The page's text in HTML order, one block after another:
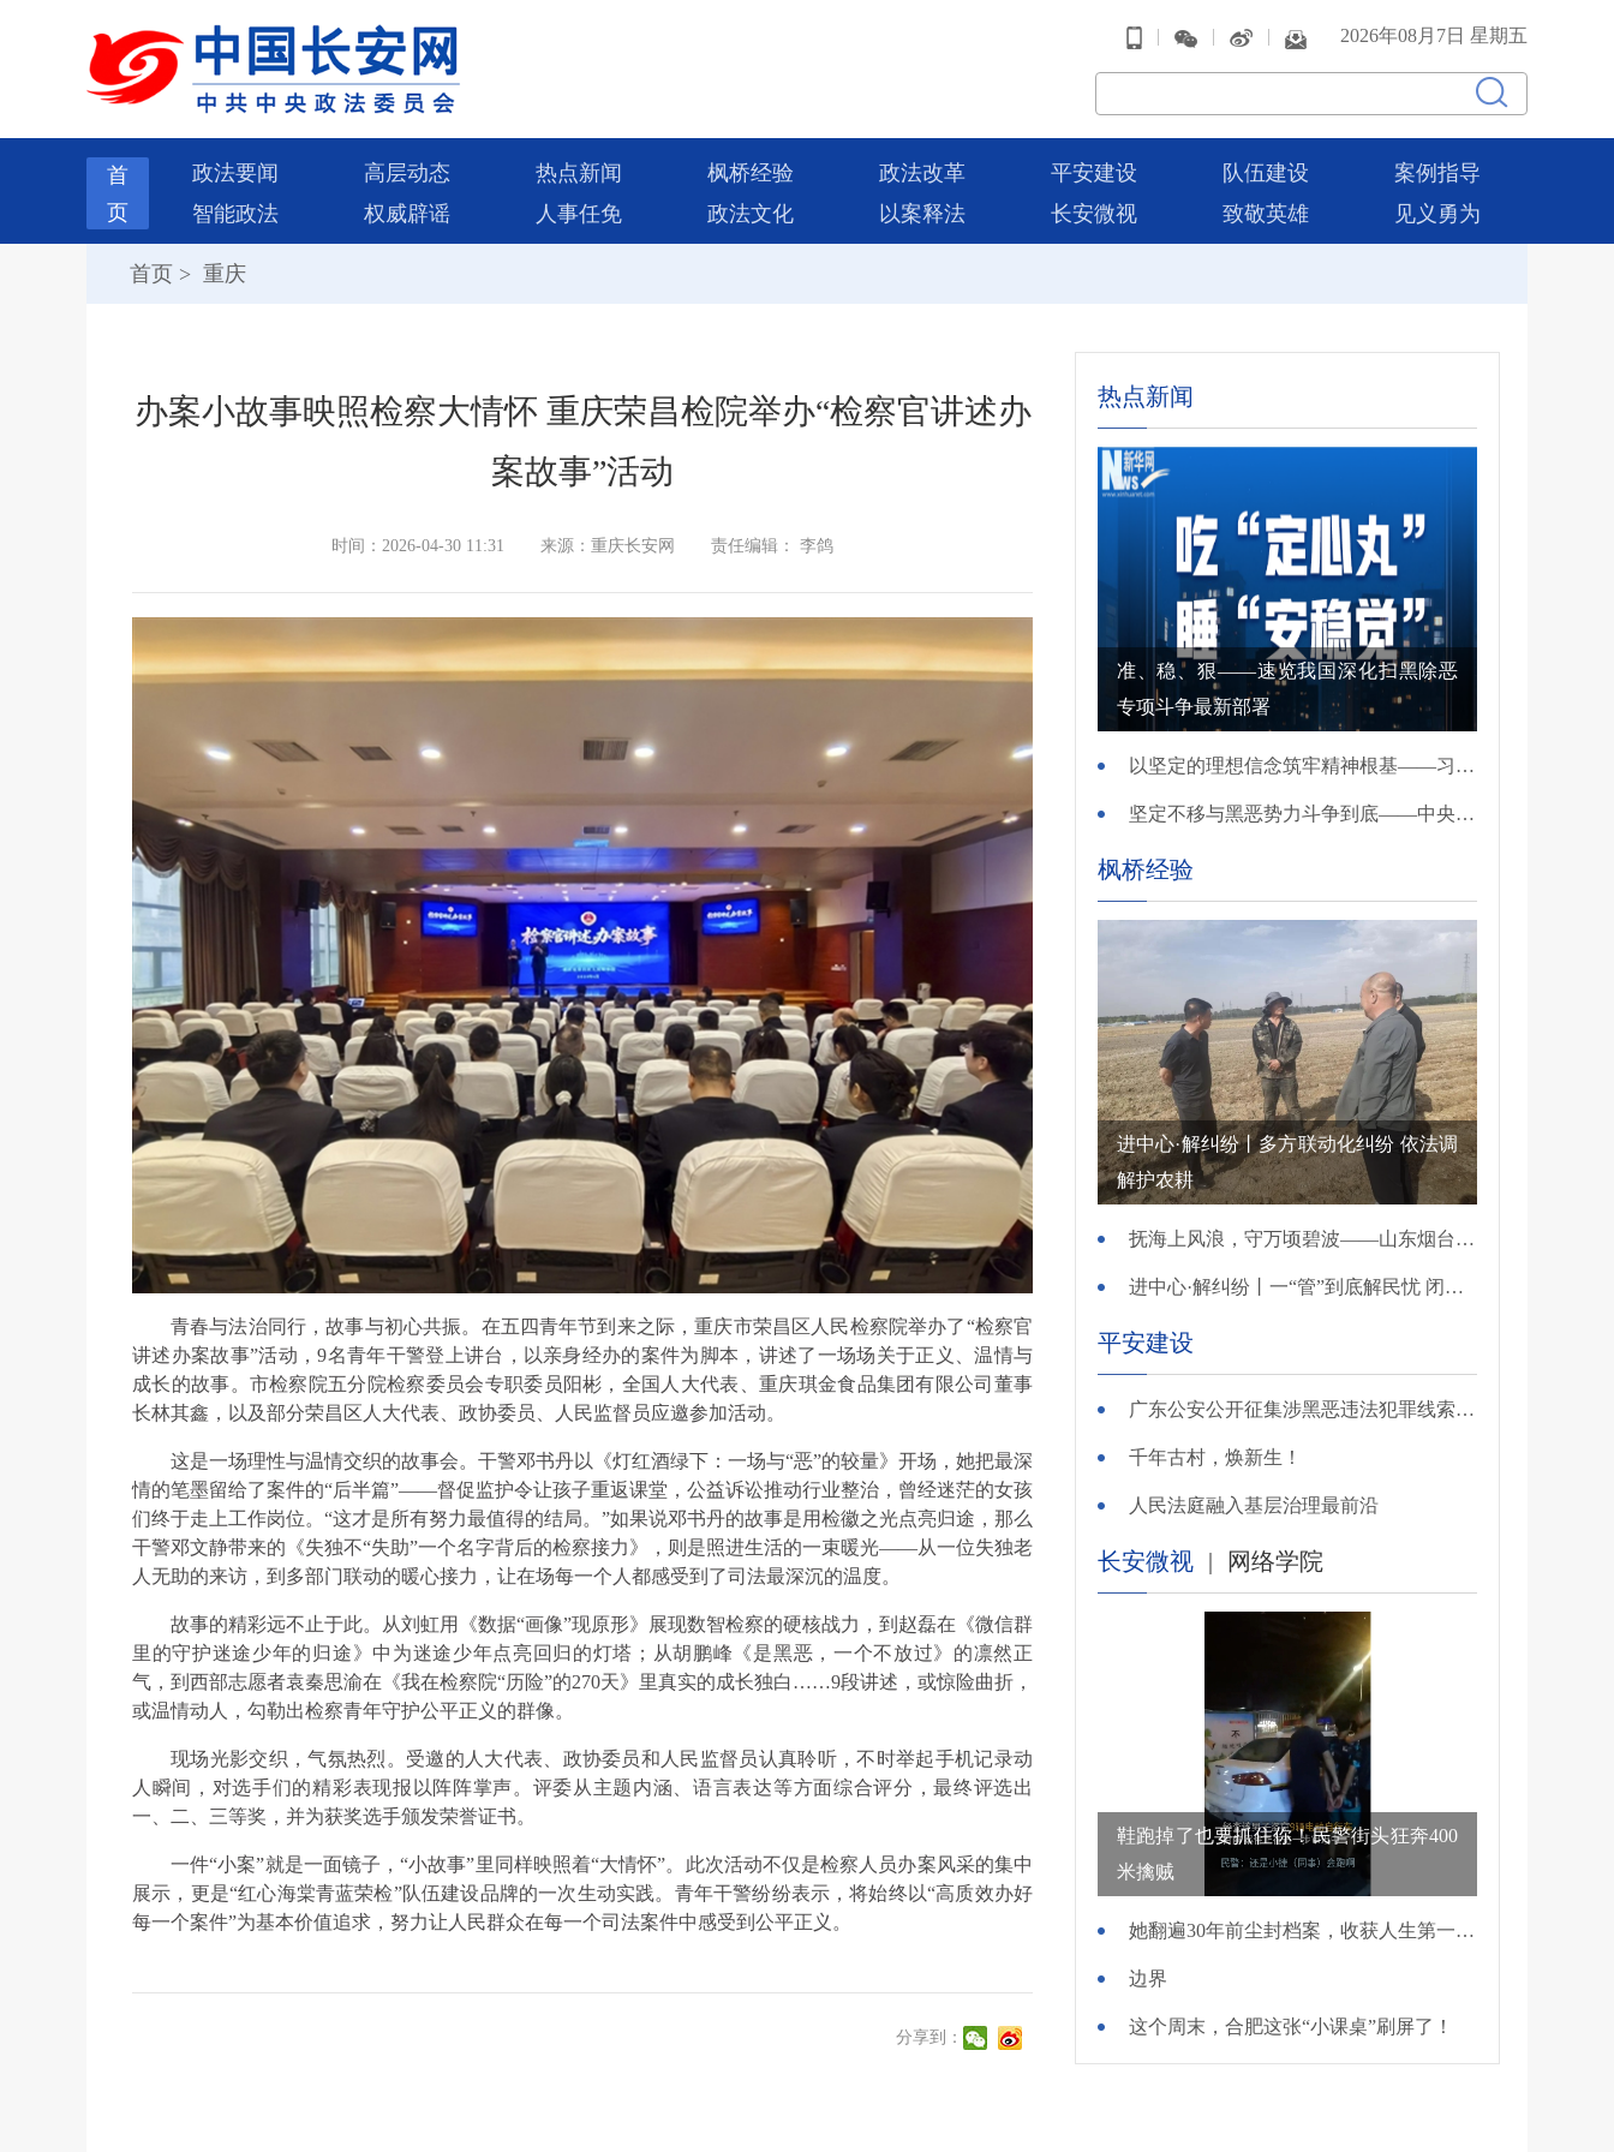
| | | 2026年08月7日 星期五
首
页
政法要闻 高层动态 热点新闻 枫桥经验 政法改革 平安建设 队伍建设
案例指导
智能政法
权威辟谣 人事任免 政法文化 以案释法 长安微视 致敬英雄 见义勇为
首页 > 重庆
办案小故事映照检察大情怀 重庆荣昌检院举办“检察官讲述办
案故事”活动
时间：2026-04-30 11:31 来源：重庆长安网 责任编辑： 李鸽
青春与法治同行，故事与初心共振。在五四青年节到来之际，重庆市荣昌区人民检察院举办了“检察官
讲述办案故事”活动，9名青年干警登上讲台，以亲身经办的案件为脚本，讲述了一场场关于正义、温情与
成长的故事。市检察院五分院检察委员会专职委员阳彬，全国人大代表、重庆琪金食品集团有限公司董事
长林其鑫，以及部分荣昌区人大代表、政协委员、人民监督员应邀参加活动。
这是一场理性与温情交织的故事会。干警邓书丹以《灯红酒绿下：一场与“恶”的较量》开场，她把最深
情的笔墨留给了案件的“后半篇”——督促监护令让孩子重返课堂，公益诉讼推动行业整治，曾经迷茫的女孩
们终于走上工作岗位。“这才是所有努力最值得的结局。”如果说邓书丹的故事是用检徽之光点亮归途，那么
干警邓文静带来的《失独不“失助”一个名字背后的检察接力》，则是照进生活的一束暖光——从一位失独老
人无助的来访，到多部门联动的暖心接力，让在场每一个人都感受到了司法最深沉的温度。
故事的精彩远不止于此。从刘虹用《数据“画像”现原形》展现数智检察的硬核战力，到赵磊在《微信群
里的守护迷途少年的归途》中为迷途少年点亮回归的灯塔；从胡鹏峰《是黑恶，一个不放过》的凛然正
气，到西部志愿者袁秦思渝在《我在检察院“历险”的270天》里真实的成长独白……9段讲述，或惊险曲折，
或温情动人，勾勒出检察青年守护公平正义的群像。
现场光影交织，气氛热烈。受邀的人大代表、政协委员和人民监督员认真聆听，不时举起手机记录动
人瞬间，对选手们的精彩表现报以阵阵掌声。评委从主题内涵、语言表达等方面综合评分，最终评选出
一、二、三等奖，并为获奖选手颁发荣誉证书。
一件“小案”就是一面镜子，“小故事”里同样映照着“大情怀”。此次活动不仅是检察人员办案风采的集中
展示，更是“红心海棠青蓝荣检”队伍建设品牌的一次生动实践。青年干警纷纷表示，将始终以“高质效办好
每一个案件”为基本价值追求，努力让人民群众在每一个司法案件中感受到公平正义。
分享到：
热点新闻
准、稳、狠——速览我国深化扫黑除恶
专项斗争最新部署
以坚定的理想信念筑牢精神根基——习近平党建思想理论品格系列述评之一
坚定不移与黑恶势力斗争到底——中央政法委负责同志就开展深化扫黑除恶专项斗争有关问题答记者问
枫桥经验
进中心·解纠纷丨多方联动化纠纷 依法调
解护农耕
抚海上风浪，守万顷碧波——山东烟台把矛盾化解在微澜未起时
进中心·解纠纷丨一“管”到底解民忧 闭环调处化纠纷
平安建设
广东公安公开征集涉黑恶违法犯罪线索，26个举报电话公布
千年古村，焕新生！
人民法庭融入基层治理最前沿
长安微视 | 网络学院
鞋跑掉了也要抓住你！民警街头狂奔400
米擒贼
她翻遍30年前尘封档案，收获人生第一面锦旗
边界
这个周末，合肥这张“小课桌”刷屏了！